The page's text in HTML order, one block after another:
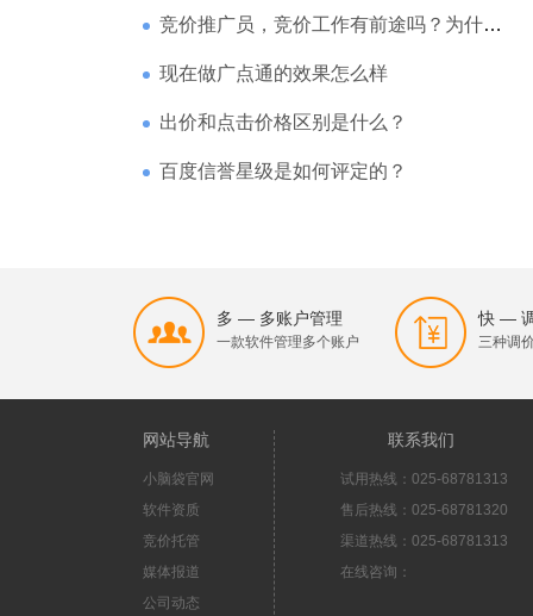
竞价推广员，竞价工作有前途吗？为什么待遇那么高
现在做广点通的效果怎么样
出价和点击价格区别是什么？
百度信誉星级是如何评定的？
多 — 多账户管理
一款软件管理多个账户
快 —
三种调
网站导航
小脑袋官网
软件资质
竞价托管
媒体报道
公司动态
联系我们
试用热线：025-68781313
售后热线：025-68781320
渠道热线：025-68781313
在线咨询：